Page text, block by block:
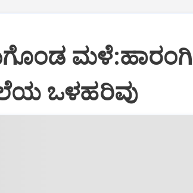
ಮಳೆ:ಹಾರಂಗಿ
ಒಳಹರಿವು